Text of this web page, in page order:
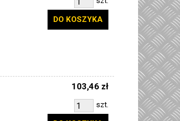
DO KOSZYKA
103,46 zł
szt.